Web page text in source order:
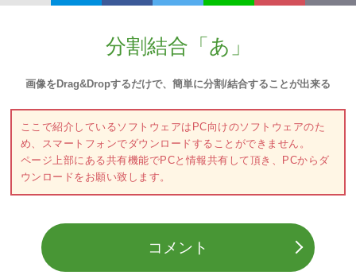
分割結合「あ」
画像をDrag&Dropするだけで、簡単に分割/結合することが出来る
ここで紹介しているソフトウェアはPC向けのソフトウェアのた
め、スマートフォンでダウンロードすることができません。
ページ上部にある共有機能でPCと情報共有して頂き、PCからダ
ウンロードをお願い致します。
コメント